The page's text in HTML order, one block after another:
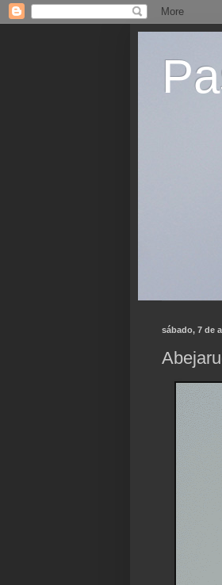
sábado, 7 de